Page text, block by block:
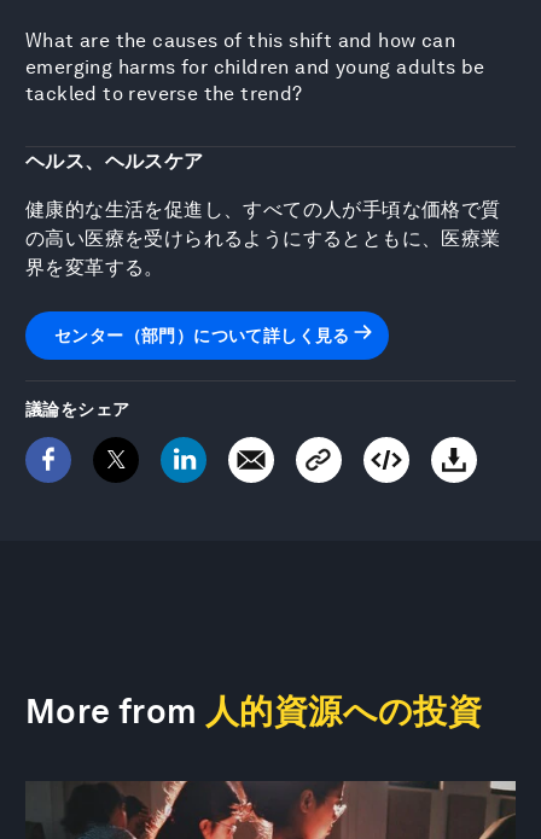
What are the causes of this shift and how can
emerging harms for children and young adults be
tackled to reverse the trend?
ヘルス、ヘルスケア
健康的な生活を促進し、すべての人が手頃な価格で質
の高い医療を受けられるようにするとともに、医療業
界を変革する。
センター（部門）について詳しく見る
議論をシェア
More from 人的資源への投資